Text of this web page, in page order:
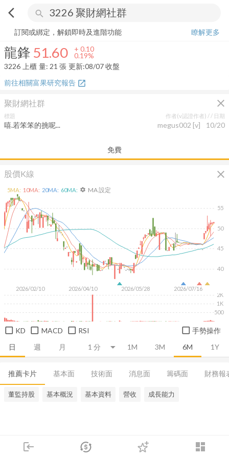
arrow_back_ios search
login dashboard
市場 登入
龍鋒 51.60+ 0.19%
訂閱或綁定，解鎖即時及進階功能
瞭解更多
龍鋒 51.60 + 0.10
0.19%
3226 上櫃 量: 21 張 更新:08/07 收盤
前往相關富果研究報告 open_in_new
聚財網社群 close
免費
標題 作者(v認證作者) / / 日期
嘻.若笨笨的挑呢... megus002 [v] 10/20
股價K線 close
日 週 月 1M 3M 6M 1Y
2026/02/10 2026/04/10 2026/05/28 2026/07/16
40
45
50
55
500
1K
2K
5MA: 10MA: 20MA: 60MA: settings MA 設定
KD MACD RSI 手勢操作
推薦卡片 基本面 技術面 消息面 籌碼面 財務報
董監持股 基本概況 基本資料 營收 成長能力